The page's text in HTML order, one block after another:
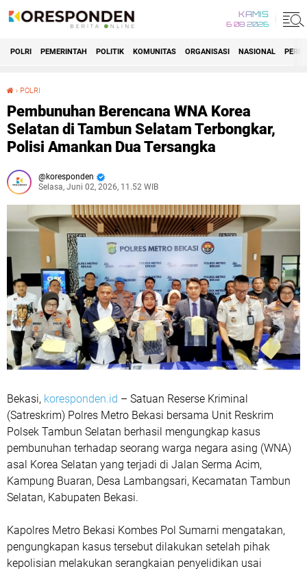
KAMIS
6 08 2026
POLRI PEMERINTAH POLITIK KOMUNITAS ORGANISASI NASIONAL
› POLRI
Pembunuhan Berencana WNA Korea
Selatan di Tambun Selatam Terbongkar,
Polisi Amankan Dua Tersangka
koresponden
Selasa, Juni 02, 2026, 11.52 WIB
Bekasi, koresponden.id – Satuan Reserse Kriminal
(Satreskrim) Polres Metro Bekasi bersama Unit Reskrim
Polsek Tambun Selatan berhasil mengungkap kasus
pembunuhan terhadap seorang warga negara asing (WNA)
asal Korea Selatan yang terjadi di Jalan Serma Acim,
Kampung Buaran, Desa Lambangsari, Kecamatan Tambun
Selatan, Kabupaten Bekasi.
Kapolres Metro Bekasi Kombes Pol Sumarni mengatakan,
pengungkapan kasus tersebut dilakukan setelah pihak
kepolisian melakukan serangkaian penyelidikan usai